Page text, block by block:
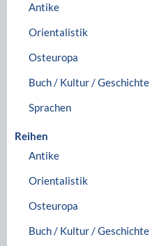
Antike
Orientalistik
Osteuropa
Buch / Kultur / Geschichte
Sprachen
Reihen
Antike
Orientalistik
Osteuropa
Buch / Kultur / Geschichte